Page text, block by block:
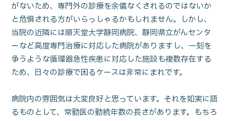
がないため、専門外の診療を余儀なくされるのではないか
と危惧される方がいらっしゃるかもしれません。しかし、
当院の近隣には順天堂大学静岡病院、静岡県立がんセンタ
ーなど高度専門治療に対応した病院がありますし、一刻を
争うような循環器急性疾患に対応した施設も複数存在する
ため、日々の診療で困るケースは非常にまれです。
病院内の雰囲気は大変良好と思っています。それを如実に語
るものとして、常勤医の勤続年数の長さがあります。もちろ